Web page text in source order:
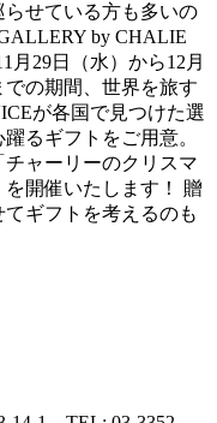
らせている方も多いの
by CHALIE
月29日（水）から12月
での期間、世界を旅す
が各国で見つけた選
るギフトをご用意。
チャーリーのクリスマ
を開催いたします！ 贈
てギフトを考えるのも